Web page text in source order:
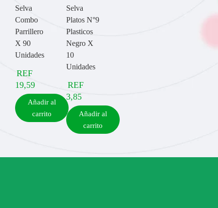
Selva
Combo
Parrillero
X 90
Unidades
REF
19,59
Añadir al
carrito
Selva
Platos N°9
Plasticos
Negro X
10
Unidades
REF
3,85
Añadir al
carrito